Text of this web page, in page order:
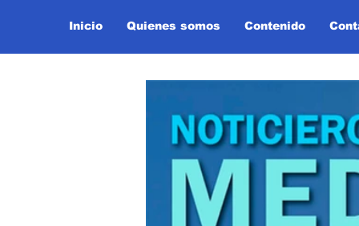
Inicio Quienes somos Contenido